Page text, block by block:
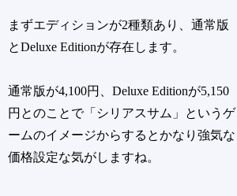
まずエディションが2種類あり、通常版
とDeluxe Editionが存在します。
通常版が4,100円、Deluxe Editionが5,150
円とのことで「シリアスサム」というゲ
ームのイメージからするとかなり強気な
価格設定な気がしますね。